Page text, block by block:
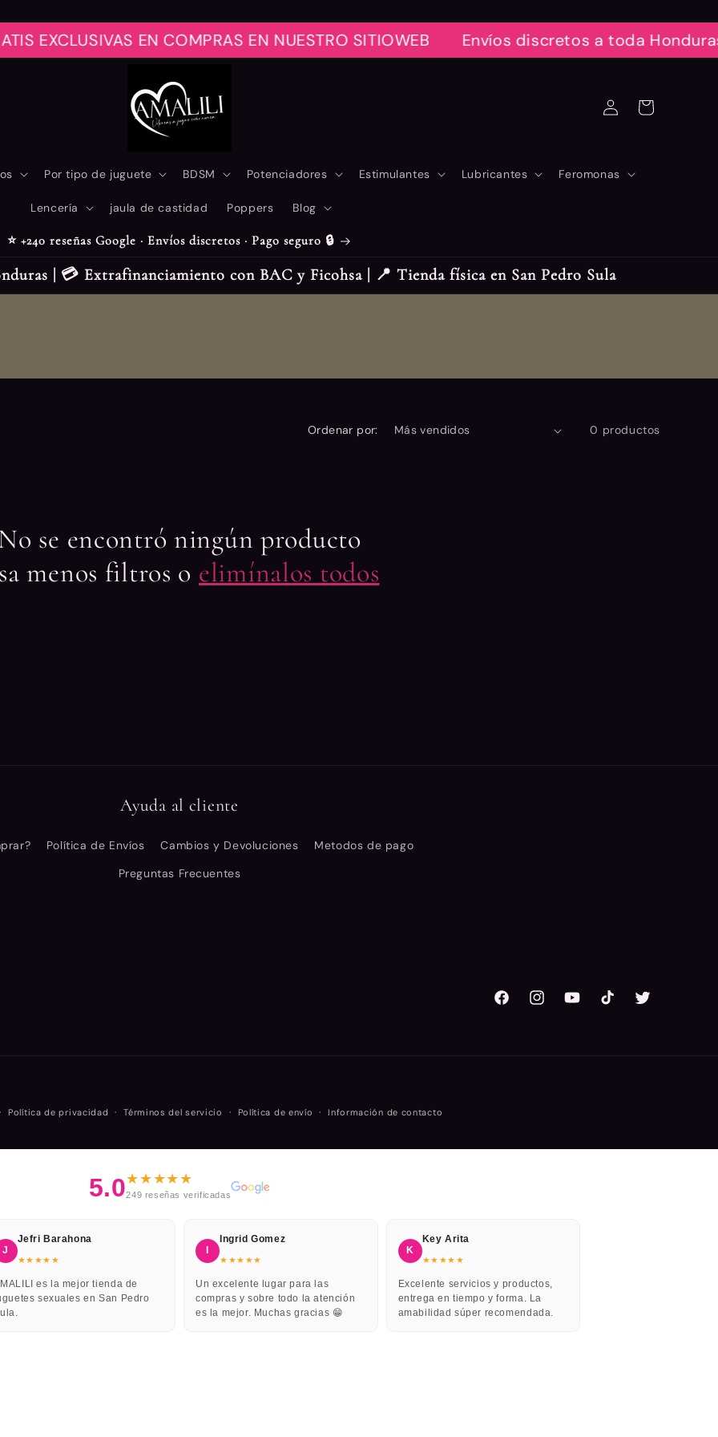
EN COMPRAS EN NUESTRO SITIOWEB Envíos discretos a toda Honduras 📦
Por tipo de juguete BDSM Potenciadores Estimulantes Lubricantes Feromonas
Lencería jaula de castidad Poppers Blog
Iniciar
sesión
Carrito
⭐ +240 reseñas Google · Envíos discretos · Pago seguro 🔒
| 💳 Extrafinanciamiento con BAC y Ficohsa | 📍 Tienda física en San Pedro Sula
Ordenar por: 0 productos
se encontró ningún producto
menos filtros o elimínalos todos
Ayuda al cliente
Política de Envíos Cambios y Devoluciones
Metodos de pago
Preguntas Frecuentes
FacebookInstagramYouTubeTikTok Twitter
pago
Política de privacidad Términos del servicio Política de envío Información de contacto
5.0★★★★★
249 reseñas verificadas
J
Jefri Barahona
★★★★★
es la mejor tienda de
sexuales en San Pedro
Ingrid Gomez
★★★★★
Un excelente lugar para las
compras y sobre todo la atención
es la mejor. Muchas gracias 😁
K
Key Arita
★★★★★
Excelente servicios y productos,
entrega en tiempo y forma. La
amabilidad súper recomendada.